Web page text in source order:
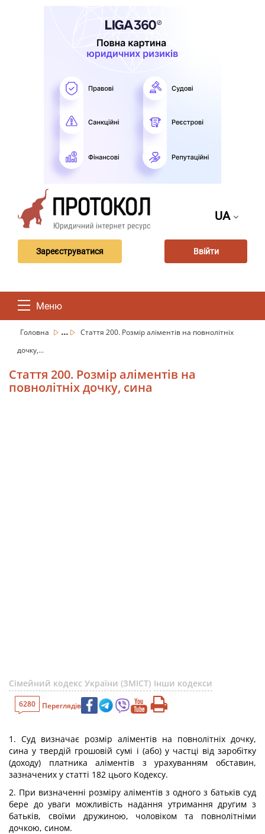
UA
Зареєструватися Ввійти
Меню
Головна ...
Стаття 200. Розмір аліментів на повнолітніх
дочку,...
Стаття 200. Розмір аліментів на
повнолітніх дочку, сина
Сімейний кодекс України (ЗМІСТ) Інши кодекси
6280 Переглядів
1. Суд визначає розмір аліментів на повнолітніх дочку,
сина у твердій грошовій сумі і (або) у частці від заробітку
(доходу) платника аліментів з урахуванням обставин,
зазначених у статті 182 цього Кодексу.
2. При визначенні розміру аліментів з одного з батьків суд
бере до уваги можливість надання утримання другим з
батьків, своїми дружиною, чоловіком та повнолітніми
дочкою, сином.